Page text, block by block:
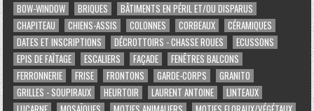
BOW-WINDOW
BRIQUES
BÂTIMENTS EN PÉRIL ET/OU DISPARUS
CHAPITEAU
CHIENS-ASSIS COLONNES CORBEAUX
CÉRAMIQUES
DATES ET INSCRIPTIONS
DÉCROTTOIRS - CHASSE ROUES
ECUSSONS
EPIS DE FAÎTAGE
ESCALIERS FAÇADE
FENÊTRES BALCONS
FERRONNERIE
FRISE FRONTONS GARDE-CORPS
GRANITO
GRILLES - SOUPIRAUX
HEURTOIR LAURENT ANTOINE
LINTEAUX